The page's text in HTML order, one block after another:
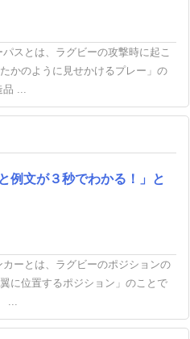
スとは、ラグビーの攻撃時に起こ
かのように見せかけるプレー」の
品 ...
例文が３秒でわかる！」と
カーとは、ラグビーのポジションの
に位置するポジション」のことで
...